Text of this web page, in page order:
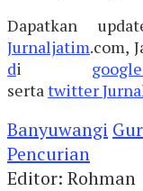
Dapatkan
Jurnaljatim.com,
di
serta twitter
Banyuwangi
Pencurian
Editor: Rohman